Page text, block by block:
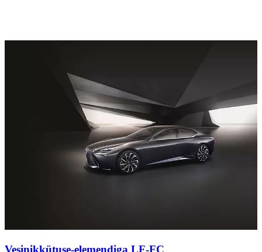
Vesinikkütuse-elemendiga LF-FC